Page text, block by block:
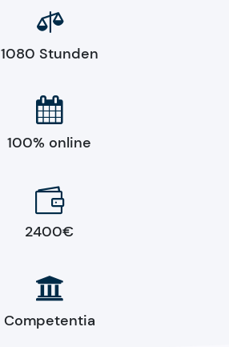

1080 Stunden

100% online

2400€

Competentia